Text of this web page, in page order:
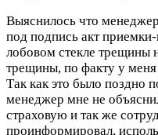
Выяснилось что
под подпись акт
лобовом стекле трещины
трещины, по факту у
Так как это было поздно
менеджер мне не
страховую и так же
проинформировал,